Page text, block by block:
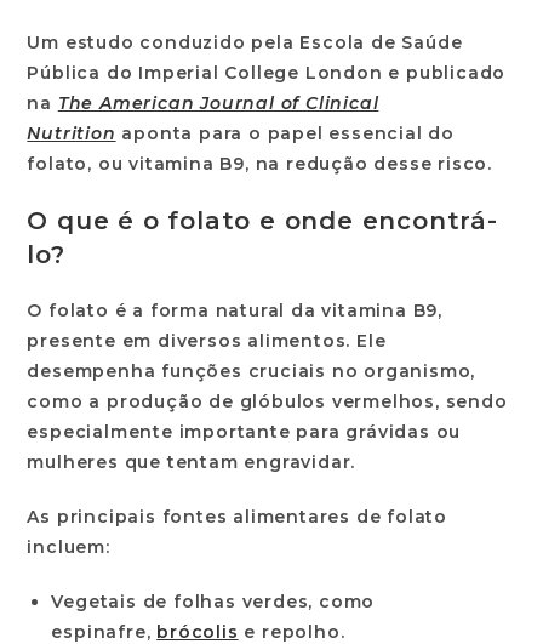
Um estudo conduzido pela Escola de Saúde
Pública do Imperial College London e publicado
na The American Journal of Clinical
Nutrition aponta para o papel essencial do
folato, ou vitamina B9, na redução desse risco.
O que é o folato e onde encontrá-
lo?
O folato é a forma natural da vitamina B9,
presente em diversos alimentos. Ele
desempenha funções cruciais no organismo,
como a produção de glóbulos vermelhos, sendo
especialmente importante para grávidas ou
mulheres que tentam engravidar.
As principais fontes alimentares de folato
incluem:
Vegetais de folhas verdes, como
espinafre, brócolis e repolho.